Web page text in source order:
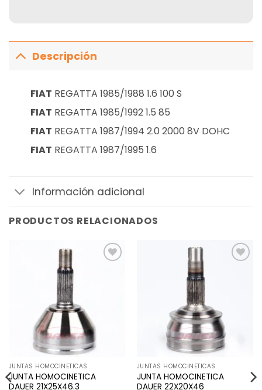
Descripción
FIAT REGATTA 1985/1988 1.6 100 S
FIAT REGATTA 1985/1992 1.5 85
FIAT REGATTA 1987/1994 2.0 2000 8V DOHC
FIAT REGATTA 1987/1995 1.6
Información adicional
PRODUCTOS RELACIONADOS
JUNTAS HOMOCINETICAS
JUNTA HOMOCINETICA
DAUER 21X25X46.3
JUNTAS HOMOCINETICAS
JUNTA HOMOCINETICA
DAUER 22X20X46